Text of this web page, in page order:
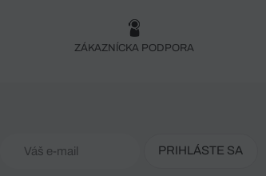
ZÁKAZNÍCKA PODPORA
PRIHLÁSTE SA